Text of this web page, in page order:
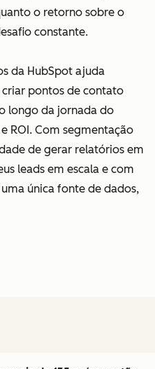
o retorno sobre o
constante.
da HubSpot ajuda
pontos de contato
longo da jornada do
ROI. Com segmentação
de gerar relatórios em
leads em escala e com
única fonte de dados,